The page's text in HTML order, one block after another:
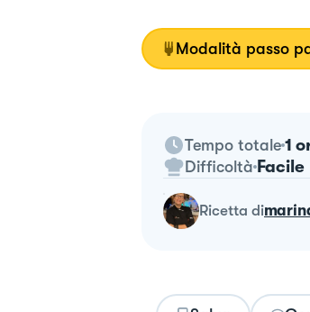
Modalità passo
Tempo totale 1
Difficoltà Facile
ricetta di